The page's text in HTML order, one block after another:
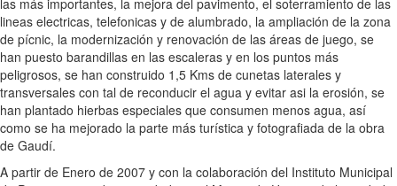
las más importantes, la mejora del pavimento, el soterramiento de las
lineas electricas, telefonicas y de alumbrado, la ampliación de la zona
de pícnic, la modernización y renovación de las áreas de juego, se
han puesto barandillas en las escaleras y en los puntos más
peligrosos, se han construido 1,5 Kms de cunetas laterales y
transversales con tal de reconducir el agua y evitar asi la erosión, se
han plantado hierbas especiales que consumen menos agua, así
como se ha mejorado la parte más turística y fotografiada de la obra
de Gaudí.
A partir de Enero de 2007 y con la colaboración del Instituto Municipal